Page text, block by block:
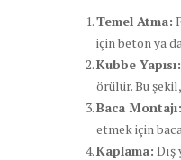
Temel Atma:
için beton ya
Kubbe Yapısı:
örülür. Bu şekil,
Baca Montajı:
etmek için
Kaplama: Dış